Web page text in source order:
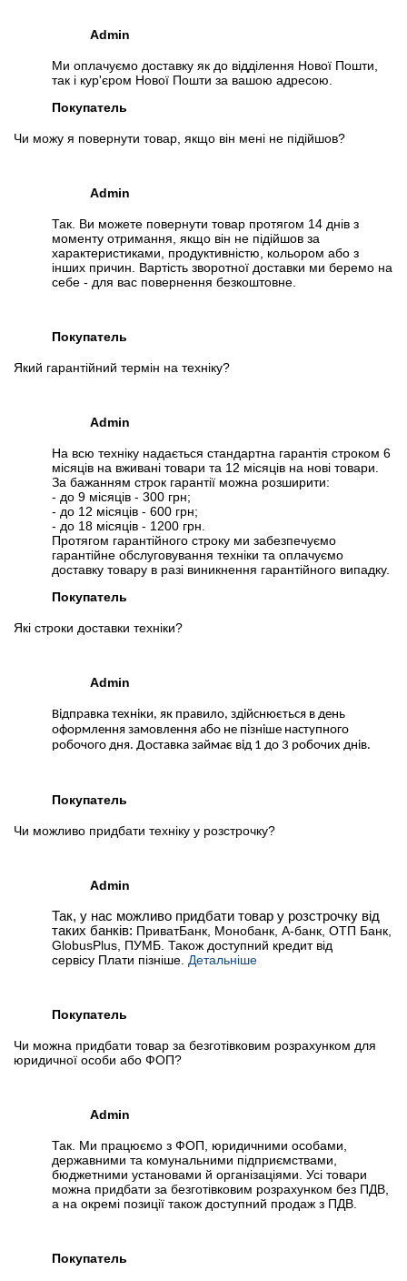
Admin
Ми оплачуємо доставку як до відділення Нової Пошти,
так і кур'єром Нової Пошти за вашою адресою.
Покупатель
Чи можу я повернути товар, якщо він мені не підійшов?
Admin
Так. Ви можете повернути товар протягом 14 днів з
моменту отримання, якщо він не підійшов за
характеристиками, продуктивністю, кольором або з
інших причин. Вартість зворотної доставки ми беремо на
себе - для вас повернення безкоштовне.
Покупатель
Який гарантійний термін на техніку?
Admin
На всю техніку надається стандартна гарантія строком 6
місяців на вживані товари та 12 місяців на нові товари.
За бажанням строк гарантії можна розширити:
- до 9 місяців - 300 грн;
- до 12 місяців - 600 грн;
- до 18 місяців - 1200 грн.
Протягом гарантійного строку ми забезпечуємо
гарантійне обслуговування техніки та оплачуємо
доставку товару в разі виникнення гарантійного випадку.
Покупатель
Які строки доставки техніки?
Admin
Відправка техніки, як правило, здійснюється в день
оформлення замовлення або не пізніше наступного
робочого дня. Доставка займає від 1 до 3 робочих днів.
Покупатель
Чи можливо придбати техніку у розстрочку?
Admin
Так, у нас можливо придбати товар у розстрочку від
таких банків: ПриватБанк, Монобанк, А-банк, ОТП Банк,
GlobusPlus, ПУМБ. Також доступний кредит від
сервісу Плати пізніше. Детальніше
Покупатель
Чи можна придбати товар за безготівковим розрахунком для
юридичної особи або ФОП?
Admin
Так. Ми працюємо з ФОП, юридичними особами,
державними та комунальними підприємствами,
бюджетними установами й організаціями. Усі товари
можна придбати за безготівковим розрахунком без ПДВ,
а на окремі позиції також доступний продаж з ПДВ.
Покупатель